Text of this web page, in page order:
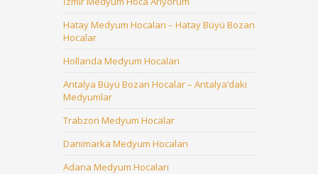
Hatay Medyum Hocaları – Hatay Büyü Bozan
Hocalar
Hollanda Medyum Hocaları
Antalya Büyü Bozan Hocalar – Antalya’daki
Medyumlar
Trabzon Medyum Hocalar
Danimarka Medyum Hocaları
Adana Medyum Hocaları